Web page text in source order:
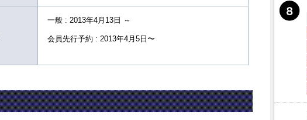
一般 : 2013年4月13日 ～
会員先行予約 : 2013年4月5日〜